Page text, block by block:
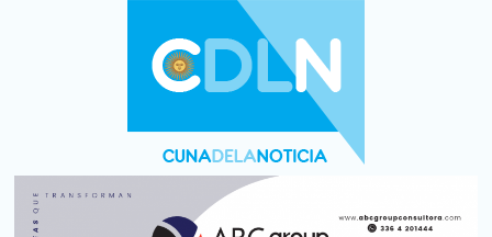
Desde que asumió Milei cerraron 41.000 kioscos: el sector
denuncia crisis como en 2001
Vacaciones de invierno con más movimiento y consumo
turístico: 4,6 millones de personas viajaron por el país, un 5,9%
Fuerte caída de la venta de autos usados en julio: bajó un 12,6%